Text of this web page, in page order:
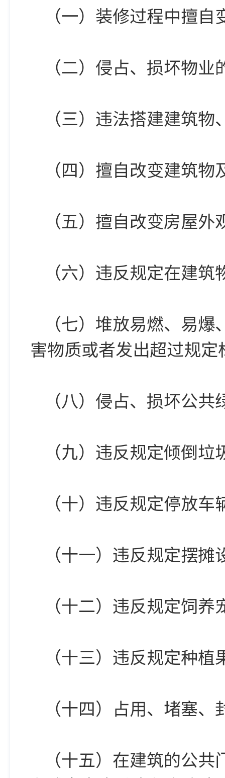
（一）装修过程中擅
（二）侵占、损坏物
（三）违法搭建建筑
（四）擅自改变建筑
（五）擅自改变房屋外
（六）违反规定在建
（七）堆放易燃、易
害物质或者发出超过规
（八）侵占、损坏公
（九）违反规定倾倒
（十）违反规定停放车
（十一）违反规定摆
（十二）违反规定饲
（十三）违反规定种
（十四）占用、堵塞
（十五）在建筑的公